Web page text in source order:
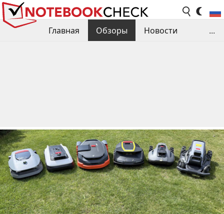
Главная Обзоры
Новости
...